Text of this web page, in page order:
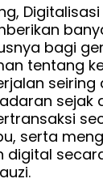
Digitalisasi
bagi
tentang
seiring
sejak
serta
digital